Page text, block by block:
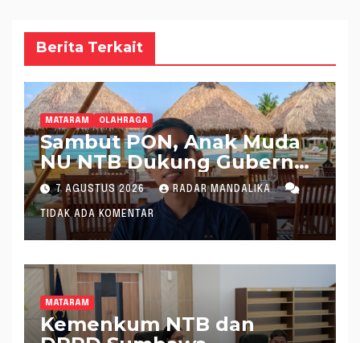
Berita Terkait
MATARAM OLAHRAGA
Sambut PON, Anak Muda
NU NTB Dukung Gubernur
Pimpin KONI NTB
7 AGUSTUS 2026 RADAR MANDALIKA
TIDAK ADA KOMENTAR
MATARAM
Kemenkum NTB dan